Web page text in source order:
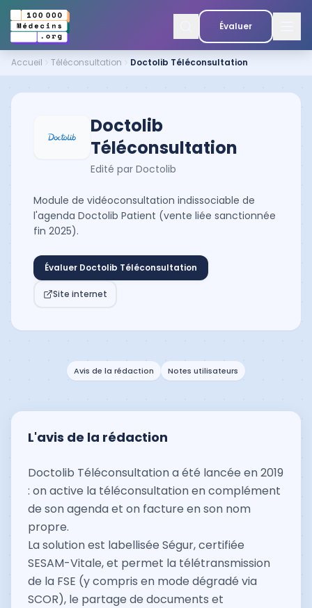
Évaluer
Accueil Téléconsultation Doctolib Téléconsultation
Doctolib
Téléconsultation
Edité par Doctolib
Module de vidéoconsultation indissociable de
l'agenda Doctolib Patient (vente liée sanctionnée
fin 2025).
Évaluer Doctolib Téléconsultation
Site internet
Avis de la rédaction Notes utilisateurs
L'avis de la rédaction
Doctolib Téléconsultation a été lancée en 2019
: on active la téléconsultation en complément
de son agenda et on facture en son nom
propre.
La solution est labellisée Ségur, certifiée
SESAM-Vitale, et permet la télétransmission
de la FSE (y compris en mode dégradé via
SCOR), le partage de documents et